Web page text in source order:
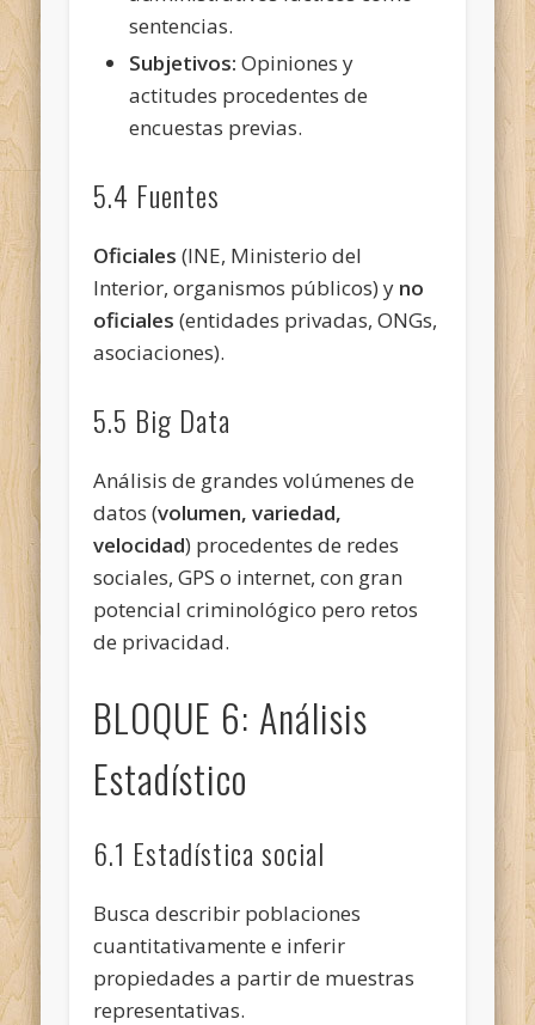
sentencias.
Subjetivos: Opiniones y
actitudes procedentes de
encuestas previas.
5.4 Fuentes
Oficiales (INE, Ministerio del
Interior, organismos públicos) y no
oficiales (entidades privadas, ONGs,
asociaciones).
5.5 Big Data
Análisis de grandes volúmenes de
datos (volumen, variedad,
velocidad) procedentes de redes
sociales, GPS o internet, con gran
potencial criminológico pero retos
de privacidad.
BLOQUE 6: Análisis
Estadístico
6.1 Estadística social
Busca describir poblaciones
cuantitativamente e inferir
propiedades a partir de muestras
representativas.